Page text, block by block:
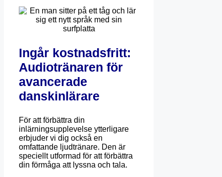
Ingår kostnadsfritt:
Audiotränaren för
avancerade
danskinlärare
För att förbättra din
inlärningsupplevelse ytterligare
erbjuder vi dig också en
omfattande ljudtränare. Den är
speciellt utformad för att förbättra
din förmåga att lyssna och tala.